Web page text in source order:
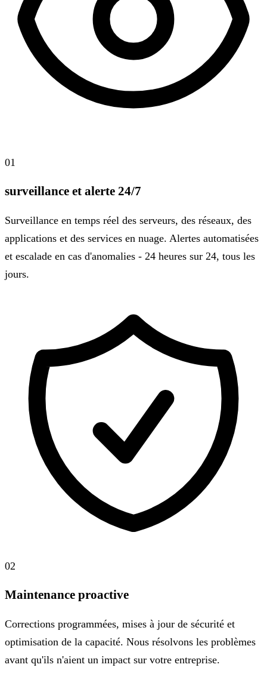
01
surveillance et alerte 24/7
Surveillance en temps réel des serveurs, des réseaux, des
applications et des services en nuage. Alertes automatisées
et escalade en cas d'anomalies - 24 heures sur 24, tous les
jours.
02
Maintenance proactive
Corrections programmées, mises à jour de sécurité et
optimisation de la capacité. Nous résolvons les problèmes
avant qu'ils n'aient un impact sur votre entreprise.